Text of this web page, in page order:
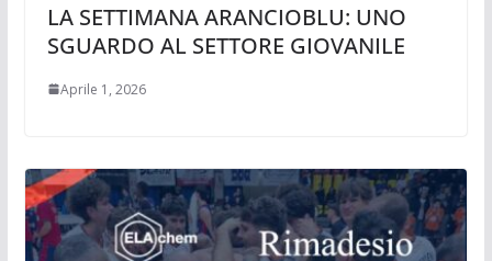
LA SETTIMANA ARANCIOBLU: UNO
SGUARDO AL SETTORE GIOVANILE
Aprile 1, 2026